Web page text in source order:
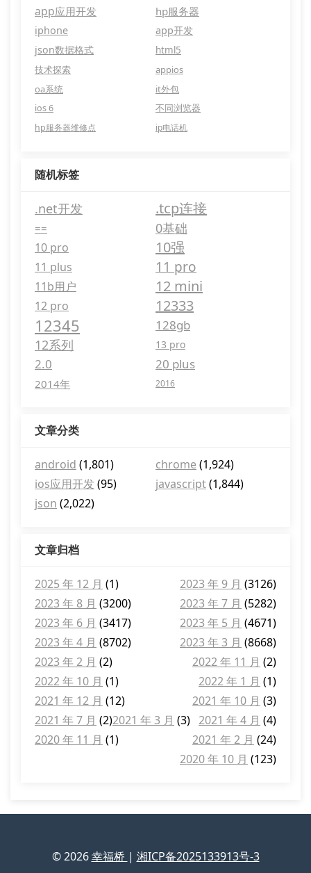
app应用开发
hp服务器
iphone
app开发
json数据格式
html5
技术探索
appios
oa系统
it外包
ios 6
不同浏览器
hp服务器维修点
ip电话机
随机标签
.net开发 .tcp连接
== 0基础
10 pro 10强
11 plus 11 pro
11b用户 12 mini
12 pro 12333
12345 128gb
12系列 13 pro
2.0 20 plus
2014年 2016
文章分类
android (1,801) chrome (1,924)
ios应用开发 (95) javascript(1,844)
json (2,022)
文章归档
2025 年 12 月 (1) 2023 年 9 月 (3126)
2023 年 8 月 (3200) 2023 年 7 月 (5282)
2023 年 6 月 (3417) 2023 年 5 月 (4671)
2023 年 4 月 (8702) 2023 年 3 月 (8668)
2023 年 2 月 (2) 2022 年 11 月 (2)
2022 年 10 月 (1) 2022 年 1 月 (1)
2021 年 12 月 (12) 2021 年 10 月 (3)
2021 年 7 月 (2) 2021 年 4 月 (4)
2021 年 3 月 (3)
2021 年 2 月 (24)
2020 年 11 月 (1)
2020 年 10 月 (123)
© 2026幸福桥 | 湘ICP备2025133913号-3